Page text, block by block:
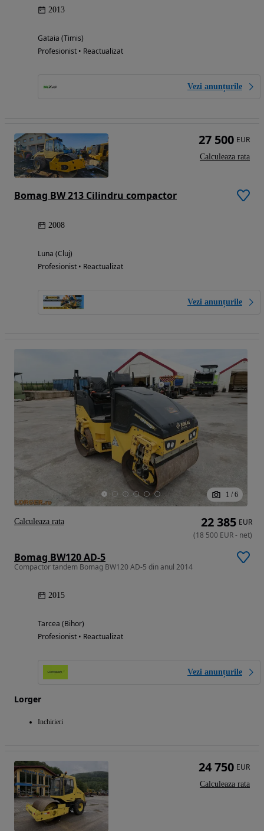
2013
Gataia (Timis)
Profesionist • Reactualizat
Vezi anunțurile
Bomag BW 213 Cilindru compactor
2008
Luna (Cluj)
Profesionist • Reactualizat
Vezi anunțurile
27 500 EUR
Calculeaza rata
1 / 6
Bomag BW120 AD-5
Compactor tandem Bomag BW120 AD-5 din anul 2014
2015
Tarcea (Bihor)
Profesionist • Reactualizat
Vezi anunțurile
Lorger
Inchirieri
22 385 EUR
(18 500 EUR- net)
Calculeaza rata
24 750 EUR
Calculeaza rata